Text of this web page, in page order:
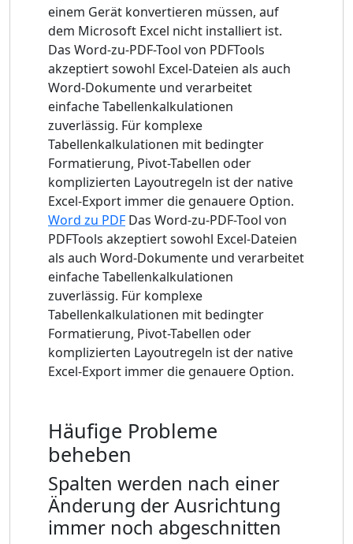
einem Gerät konvertieren müssen, auf
dem Microsoft Excel nicht installiert ist.
Das Word-zu-PDF-Tool von PDFTools
akzeptiert sowohl Excel-Dateien als auch
Word-Dokumente und verarbeitet
einfache Tabellenkalkulationen
zuverlässig. Für komplexe
Tabellenkalkulationen mit bedingter
Formatierung, Pivot-Tabellen oder
komplizierten Layoutregeln ist der native
Excel-Export immer die genauere Option.
Word zu PDF Das Word-zu-PDF-Tool von
PDFTools akzeptiert sowohl Excel-Dateien
als auch Word-Dokumente und verarbeitet
einfache Tabellenkalkulationen
zuverlässig. Für komplexe
Tabellenkalkulationen mit bedingter
Formatierung, Pivot-Tabellen oder
komplizierten Layoutregeln ist der native
Excel-Export immer die genauere Option.
Häufige Probleme
beheben
Spalten werden nach einer
Änderung der Ausrichtung
immer noch abgeschnitten